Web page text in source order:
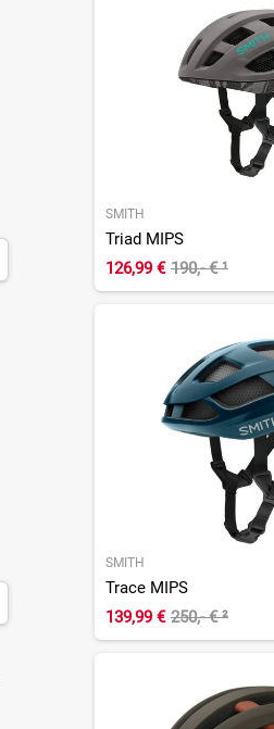
SMITH
Triad MIPS
126,99 € 190,- €¹
SMITH
Trace MIPS
139,99 € 250,- €²